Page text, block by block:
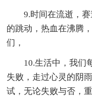
9.时间在流逝，
的跳动，热血在沸腾
们，
10.生活中，我们
失败，走过心灵的阴
试，无论失败与否，